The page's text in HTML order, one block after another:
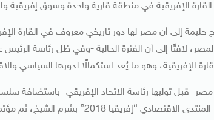
الإفريقية في منطقة قارية واحدة وسوق إفريقية
حليمة إلى أن مصر لها دور تاريخي معروف في القارة
لمصر، لافتًا إلى أن الفترة الحالية -وفي ظل رئاسة
الإفريقية، وهو ما يُعد استكمالًا لدورها السياسي
مصر -قبل توليها رئاسة الاتحاد الإفريقي- باستضافة
كبيرًا، وكان أبرزها المنتدى